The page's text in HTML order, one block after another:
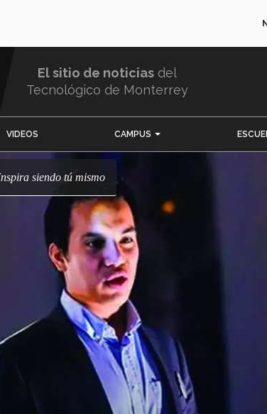
El sitio de noticias del
Tecnológico de Monterrey
VIDEOS CAMPUS
Inspira siendo tú mismo